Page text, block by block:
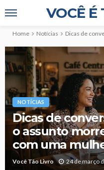
VOCÊ É
Home Notícias Dicas de conversa
NOTÍCIAS
Dicas de
o assunto
com uma
Você Tão Livro 24 de março